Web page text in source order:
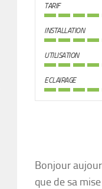
TARIF
INSTALLATION
UTILISATION
ECLAIRAGE
Bonjour
que de sa